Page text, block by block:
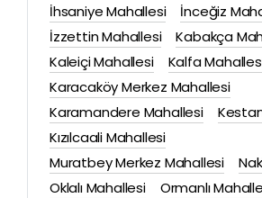
İhsaniye Mahallesi
İnceğiz
İzzettin Mahallesi
Kabakça
Kaleiçi Mahallesi
Kalfa
Karacaköy Merkez Mahallesi
Karamandere Mahallesi
Kızılcaali Mahallesi
Muratbey Merkez Mahallesi
Oklalı Mahallesi
Ormanlı